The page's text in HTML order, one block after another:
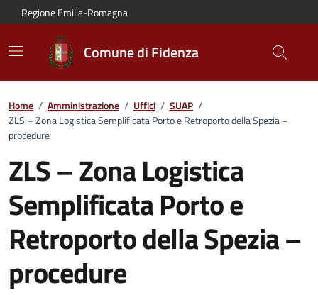
Vai al contenuto principale
Vai alla navigazione del sito
Vai al piede di pagina
Regione Emilia-Romagna
Comune di Fidenza
Home / Amministrazione / Uffici / SUAP /
ZLS – Zona Logistica Semplificata Porto e Retroporto della Spezia –
procedure
ZLS – Zona Logistica
Semplificata Porto e
Retroporto della Spezia –
procedure